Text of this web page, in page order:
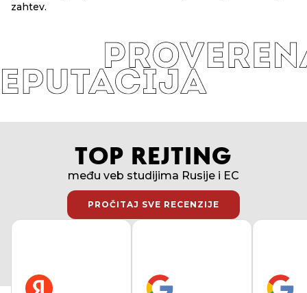
zahtev.
TOP REJTING
među veb studijima Rusije i EC
PROČITAJ SVE RECENZIJE
PROČITAJ SVE RECENZIJE